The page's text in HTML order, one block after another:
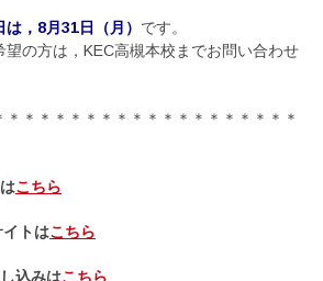
，8月31日（月） です。
望の方は，KEC高槻本校までお問い合わせ
＊＊＊＊＊＊＊＊＊＊＊＊＊＊＊＊＊＊＊
こちら
トはこちら
込みはこちら